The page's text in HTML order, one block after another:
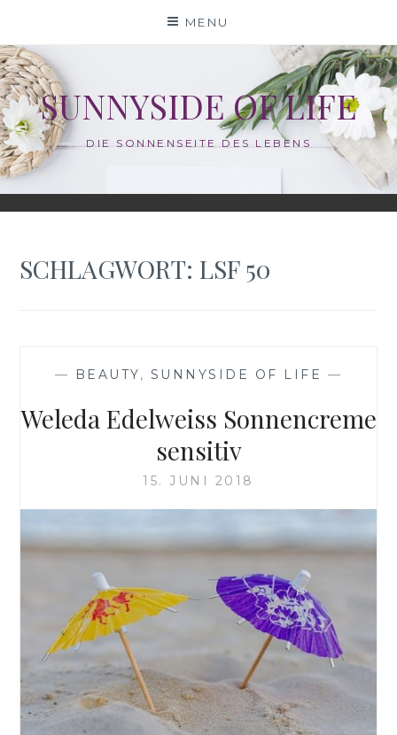
content
MENU
SUNNYSIDE OF LIFE
DIE SONNENSEITE DES LEBENS
SCHLAGWORT:LSF 50
— BEAUTY, SUNNYSIDE OF LIFE —
Weleda Edelweiss Sonnencreme
sensitiv
15. JUNI 2018